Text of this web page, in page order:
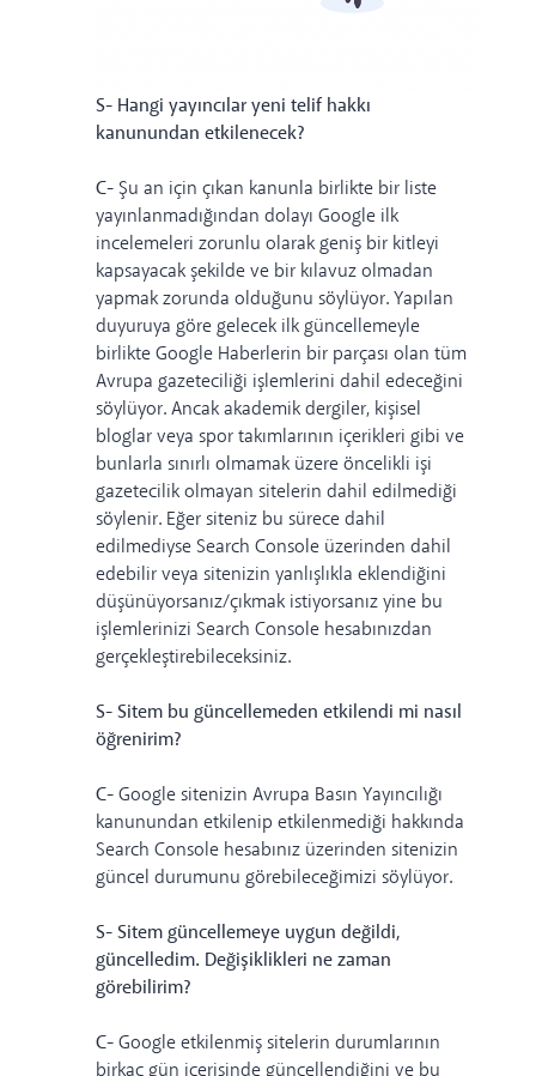
S- Hangi yayıncılar yeni telif hakkı
kanunundan etkilenecek?
C-Şu an için çıkan kanunla birlikte bir liste
yayınlanmadığından dolayı Google ilk
incelemeleri zorunlu olarak geniş bir kitleyi
kapsayacak şekilde ve bir kılavuz olmadan
yapmak zorunda olduğunu söylüyor.Yapılan
duyuruya göre gelecek ilk güncellemeyle
birlikte Google Haberlerin bir parçası olan tüm
Avrupa gazeteciliği işlemlerini dahil edeceğini
söylüyor. Ancak akademik dergiler, kişisel
bloglar veya spor takımlarının içerikleri gibi ve
bunlarla sınırlı olmamak üzere öncelikli işi
gazetecilik olmayan sitelerin dahil edilmediği
söylenir. Eğer siteniz bu sürece dahil
edilmediyse Search Console üzerinden dahil
edebilir veya sitenizin yanlışlıkla eklendiğini
düşünüyorsanız/çıkmak istiyorsanız yine bu
işlemlerinizi Search Console hesabınızdan
gerçekleştirebileceksiniz.
S- Sitem bu güncellemeden etkilendi mi nasıl
öğrenirim?
C-Google sitenizin Avrupa Basın Yayıncılığı
kanunundan etkilenip etkilenmediği hakkında
Search Console hesabınız üzerinden sitenizin
güncel durumunu görebileceğimizi söylüyor.
S- Sitem güncellemeye uygun değildi,
güncelledim. Değişiklikleri ne zaman
görebilirim?
C-Google etkilenmiş sitelerin durumlarının
birkaç gün içerisinde güncellendiğini ve bu